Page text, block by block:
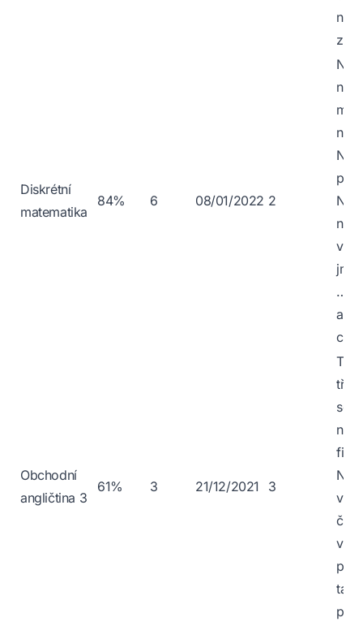
Diskrétní
matematika
84% 6 08/01/2022 2
na
…
ať
Obchodní
angličtina 3
61% 3 21/12/2021 3
tři,
se
v
tak